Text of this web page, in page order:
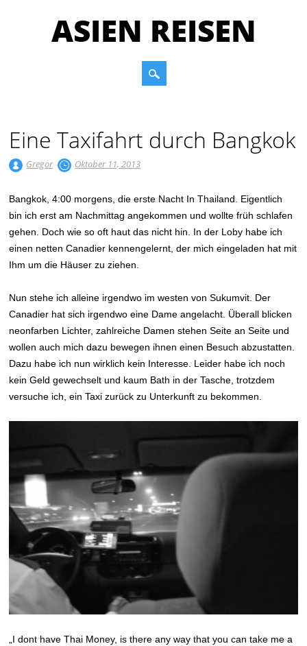
ASIEN REISEN
Eine Taxifahrt durch Bangkok
Gregor Oktober 11, 2013
Bangkok, 4:00 morgens, die erste Nacht In Thailand. Eigentlich
bin ich erst am Nachmittag angekommen und wollte früh schlafen
gehen. Doch wie so oft haut das nicht hin. In der Loby habe ich
einen netten Canadier kennengelernt, der mich eingeladen hat mit
Ihm um die Häuser zu ziehen.
Nun stehe ich alleine irgendwo im westen von Sukumvit. Der
Canadier hat sich irgendwo eine Dame angelacht. Überall blicken
neonfarben Lichter, zahlreiche Damen stehen Seite an Seite und
wollen auch mich dazu bewegen ihnen einen Besuch abzustatten.
Dazu habe ich nun wirklich kein Interesse. Leider habe ich noch
kein Geld gewechselt und kaum Bath in der Tasche, trotzdem
versuche ich, ein Taxi zurück zu Unterkunft zu bekommen.
„I dont have Thai Money, is there any way that you can take me a